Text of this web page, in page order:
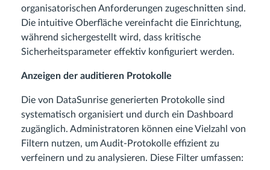
organisatorischen Anforderungen zugeschnitten sind.
Die intuitive Oberfläche vereinfacht die Einrichtung,
während sichergestellt wird, dass kritische
Sicherheitsparameter effektiv konfiguriert werden.
Anzeigen der auditieren Protokolle
Die von DataSunrise generierten Protokolle sind
systematisch organisiert und durch ein Dashboard
zugänglich. Administratoren können eine Vielzahl von
Filtern nutzen, um Audit-Protokolle effizient zu
verfeinern und zu analysieren. Diese Filter umfassen: